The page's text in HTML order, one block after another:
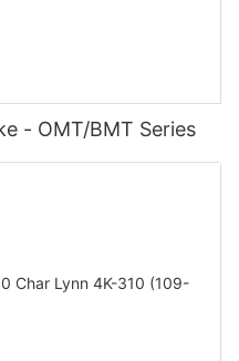
- OMT/BMT Series